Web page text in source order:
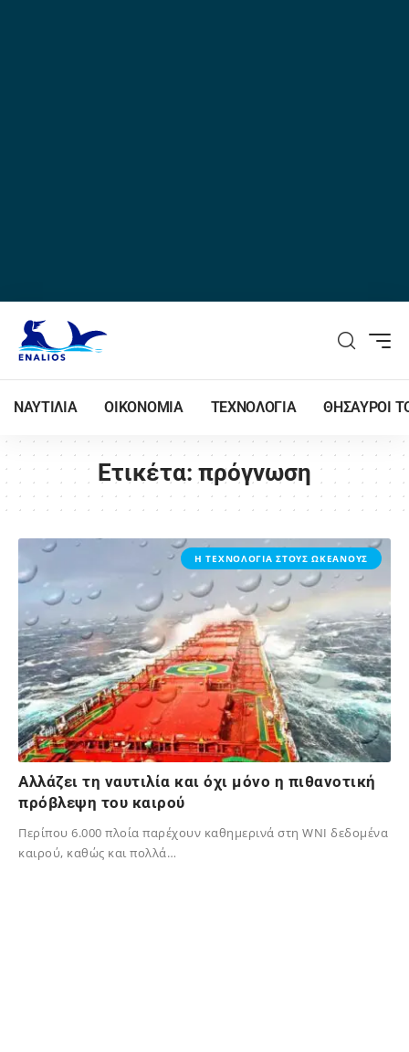
ΝΑΥΤΙΛΙΑ ΟΙΚΟΝΟΜΙΑ ΤΕΧΝΟΛΟΓΙΑ ΘΗΣΑΥΡΟΙ
Ετικέτα:πρόγνωση
Η ΤΕΧΝΟΛΟΓΙΑ ΣΤΟΥΣ ΩΚΕΑΝΟΥΣ
Αλλάζει τη ναυτιλία και όχι μόνο η πιθανοτική
πρόβλεψη του καιρού
Περίπου 6.000 πλοία παρέχουν καθημερινά στη WNI δεδομένα
καιρού, καθώς και πολλά…